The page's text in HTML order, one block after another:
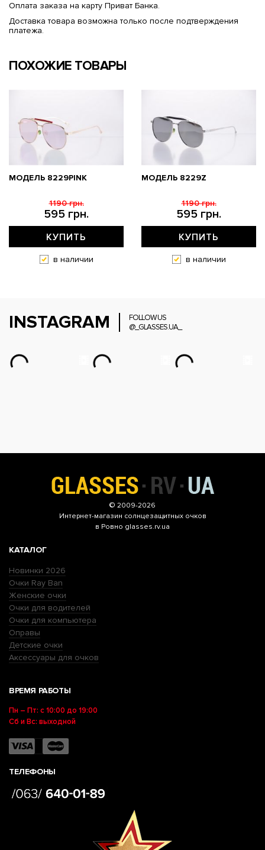
Оплата заказа на карту Приват Банка.
Доставка товара возможна только после подтверждения
платежа.
ПОХОЖИЕ ТОВАРЫ
МОДЕЛЬ 8229PINK
595 грн.
1190 грн.
КУПИТЬ
в наличии
МОДЕЛЬ 8229Z
595 грн.
1190 грн.
КУПИТЬ
в наличии
INSTAGRAM
FOLLOW US
@_GLASSES.UA_
© 2009-2026
Интернет-магазин солнцезащитных очков
в Ровно glasses.rv.ua
КАТАЛОГ
Новинки 2026
Очки Ray Ban
Женские очки
Очки для водителей
Очки для компьютера
Оправы
Детские очки
Аксессуары для очков
ВРЕМЯ РАБОТЫ
Пн – Пт: с 10:00 до 19:00
Сб и Вс: выходной
ТЕЛЕФОНЫ